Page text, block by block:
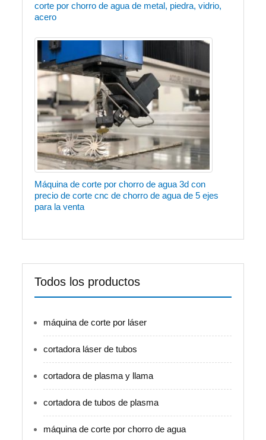
corte por chorro de agua de metal, piedra, vidrio,
acero
Máquina de corte por chorro de agua 3d con
precio de corte cnc de chorro de agua de 5 ejes
para la venta
Todos los productos
máquina de corte por láser
cortadora láser de tubos
cortadora de plasma y llama
cortadora de tubos de plasma
máquina de corte por chorro de agua